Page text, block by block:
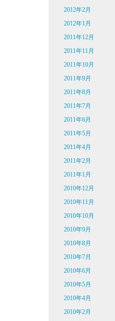
2012年2月
2012年1月
2011年12月
2011年11月
2011年10月
2011年9月
2011年8月
2011年7月
2011年6月
2011年5月
2011年4月
2011年2月
2011年1月
2010年12月
2010年11月
2010年10月
2010年9月
2010年8月
2010年7月
2010年6月
2010年5月
2010年4月
2010年2月